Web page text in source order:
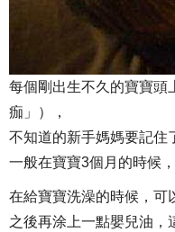
每個剛出生不久的寶寶頭
痂」），
不知道的新手媽媽要記住
一般在寶寶3個月的時候
在給寶寶洗澡的時候，可
之後再涂上一點嬰兒油，